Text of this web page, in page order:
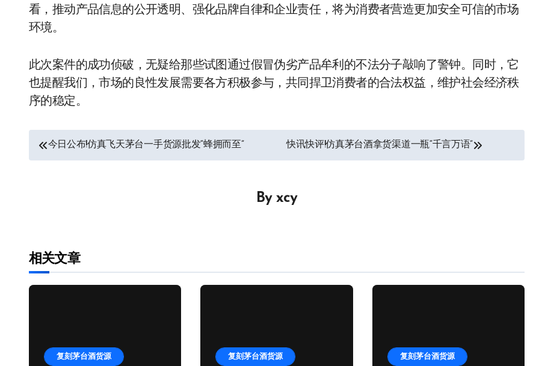
看，推动产品信息的公开透明、强化品牌自律和企业责任，将为消费者营造更加安全可信的市场
环境。
此次案件的成功侦破，无疑给那些试图通过假冒伪劣产品牟利的不法分子敲响了警钟。同时，它
也提醒我们，市场的良性发展需要各方积极参与，共同捍卫消费者的合法权益，维护社会经济秩
序的稳定。
文今日公布!仿真飞天茅台一手货源批发“蜂拥而至” 快讯快评!仿真茅台酒拿货渠道一瓶“千言万语”
By xcy
相关文章
复刻茅台酒货源 复刻茅台酒货源 复刻茅台酒货源